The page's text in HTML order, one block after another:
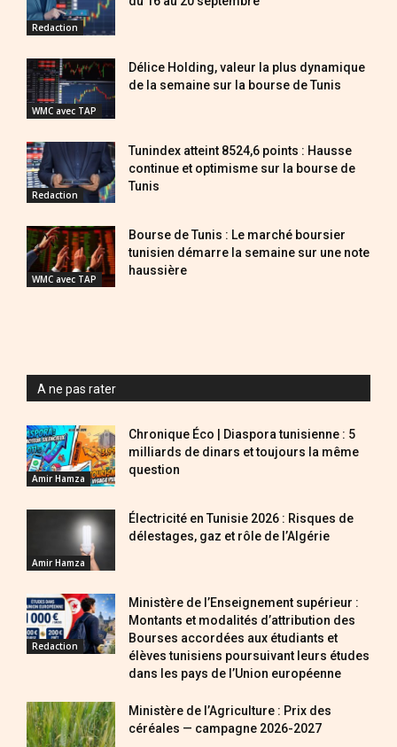
Redaction
WMC avec TAP
Délice Holding, valeur la plus dynamique
de la semaine sur la bourse de Tunis
Redaction
Tunindex atteint 8524,6 points : Hausse
continue et optimisme sur la bourse de
Tunis
WMC avec TAP
Bourse de Tunis : Le marché boursier
tunisien démarre la semaine sur une note
haussière
A ne pas rater
Amir Hamza
Chronique Éco | Diaspora tunisienne : 5
milliards de dinars et toujours la même
question
Amir Hamza
Électricité en Tunisie 2026 : Risques de
délestages, gaz et rôle de l’Algérie
Redaction
Ministère de l’Enseignement supérieur :
Montants et modalités d’attribution des
Bourses accordées aux étudiants et
élèves tunisiens poursuivant leurs études
dans les pays de l’Union européenne
Ministère de l’Agriculture : Prix des
céréales — campagne 2026-2027